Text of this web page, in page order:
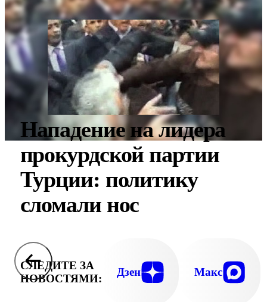
Нападение на лидера
прокурдской партии
Турции: политику
сломали нос
СЛЕДИТЕ ЗА
НОВОСТЯМИ:
Дзен Макс